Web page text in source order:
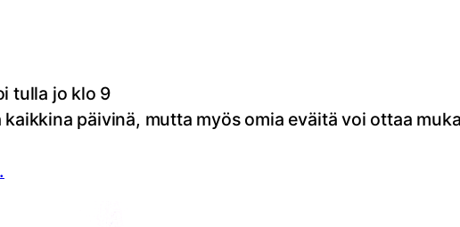
tulla jo klo 9
päivinä, mutta myös omia eväitä voi ottaa